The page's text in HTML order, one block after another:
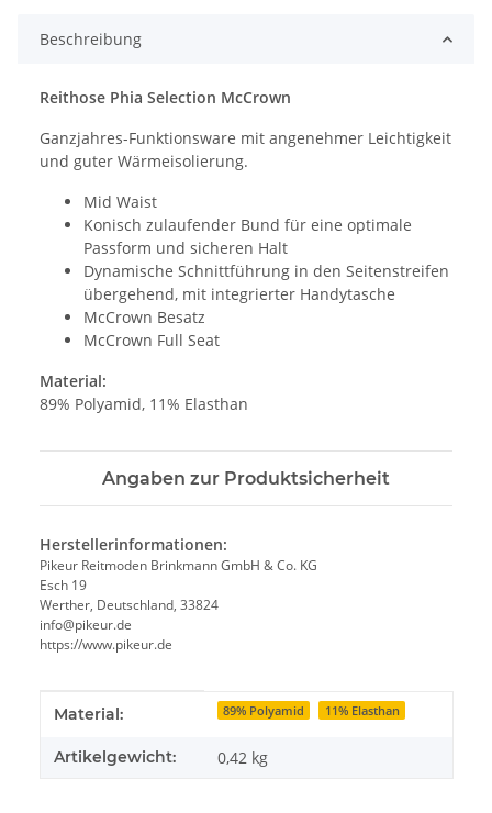
Beschreibung
Reithose Phia Selection McCrown
Ganzjahres-Funktionsware mit angenehmer Leichtigkeit
und guter Wärmeisolierung.
Mid Waist
Konisch zulaufender Bund für eine optimale
Passform und sicheren Halt
Dynamische Schnittführung in den Seitenstreifen
übergehend, mit integrierter Handytasche
McCrown Besatz
McCrown Full Seat
Material:
89% Polyamid, 11% Elasthan
Angaben zur Produktsicherheit
Herstellerinformationen:
Pikeur Reitmoden Brinkmann GmbH & Co. KG
Esch 19
Werther, Deutschland, 33824
info@pikeur.de
https://www.pikeur.de
Produkteigenschaft
Wert
Material: 89% Polyamid 11% Elasthan
Artikelgewicht: 0,42 kg